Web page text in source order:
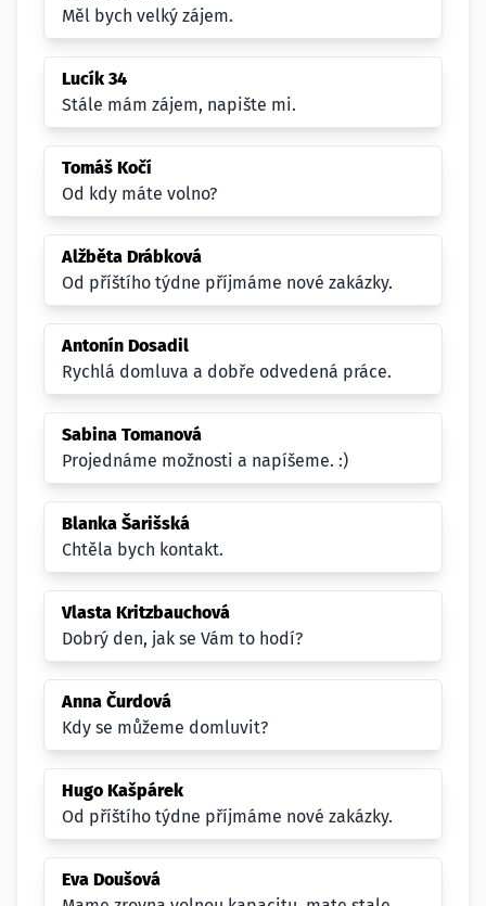
Měl bych velký zájem.
Lucík 34
Stále mám zájem, napište mi.
Tomáš Kočí
Od kdy máte volno?
Alžběta Drábková
Od příštího týdne příjmáme nové zakázky.
Antonín Dosadil
Rychlá domluva a dobře odvedená práce.
Sabina Tomanová
Projednáme možnosti a napíšeme. :)
Blanka Šarišská
Chtěla bych kontakt.
Vlasta Kritzbauchová
Dobrý den, jak se Vám to hodí?
Anna Čurdová
Kdy se můžeme domluvit?
Hugo Kašpárek
Od příštího týdne příjmáme nové zakázky.
Eva Doušová